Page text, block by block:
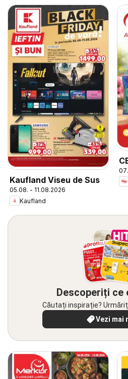
Kaufland Viseu de Sus
05.08. - 11.08.2026
Kaufland
Descoperiți ce
Căutați inspirație?
Vezi mai